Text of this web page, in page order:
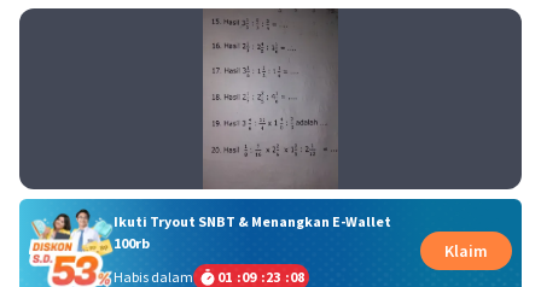
Ikuti Tryout SNBT & Menangkan E-Wallet
100rb
Habis dalam
01 :09 :23 :08
Klaim